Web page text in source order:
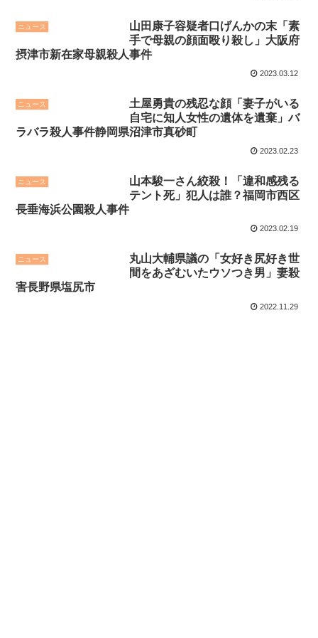
ニュース
山田康子容疑者口げんかの末「素
手で母親の顔面殴り殺し」大阪府
摂津市新在家母親殺人事件
2023.03.12
ニュース
土屋勇貴の残忍な顔「妻子がいる
自宅に知人女性の遺体を遺棄」バ
ラバラ殺人事件静岡県沼津市真砂町
2023.02.23
ニュース
山本駿一さん絞殺！「違和感残る
テント死」犯人は誰？福岡市西区
長垂海浜公園殺人事件
2023.02.19
ニュース
丸山大輔県議の「女好き尻好き世
間をあざむいたウソつき男」妻殺
害長野県塩尻市
2022.11.29